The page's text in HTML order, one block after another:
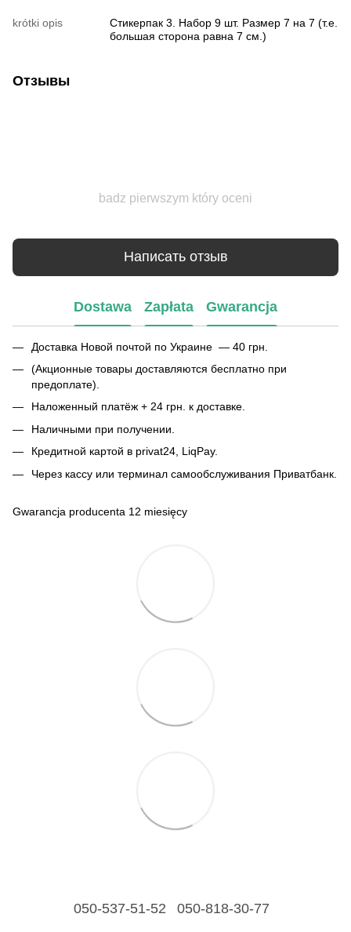
krótki opis
Стикерпак 3. Набор 9 шт. Размер 7 на 7 (т.е.
большая сторона равна 7 см.)
Отзывы
badz pierwszym który oceni
Написать отзыв
Dostawa Zapłata Gwarancja
Доставка Новой почтой по Украине — 40 грн.
(Акционные товары доставляются бесплатно при
предоплате).
Наложенный платёж + 24 грн. к доставке.
Наличными при получении.
Кредитной картой в privat24, LiqPay.
Через кассу или терминал самообслуживания Приватбанк.
Gwarancja producenta 12 miesięcy
050-537-51-52 050-818-30-77